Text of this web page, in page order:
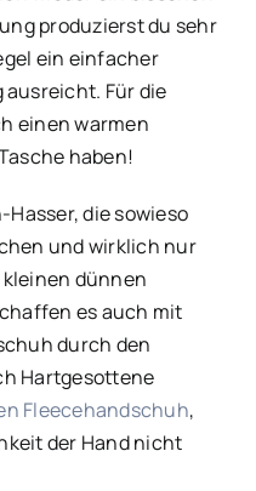
produzierst du sehr
ein einfacher
Für die
einen warmen
haben!
die sowieso
und wirklich nur
kleinen dünnen
es auch mit
durch den
Hartgesottene
Fleecehandschuh,
der Hand nicht